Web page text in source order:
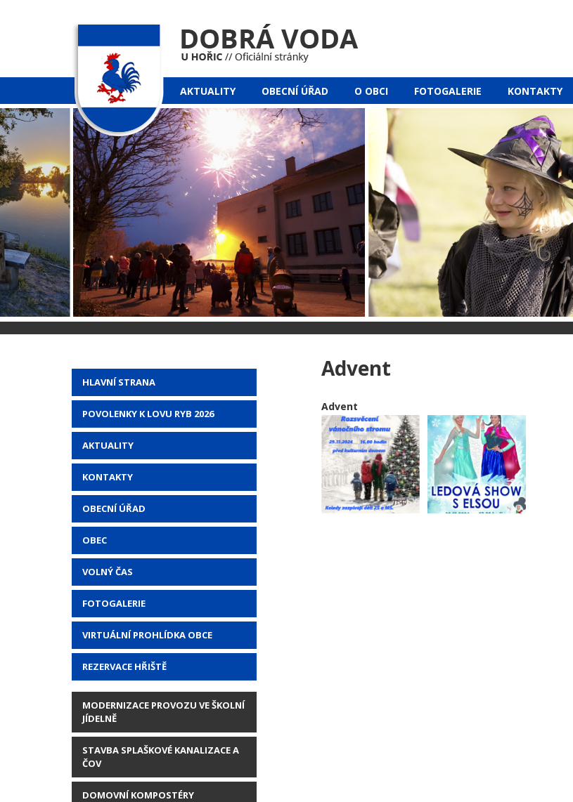
AKTUALITY OBECNÍ ÚŘAD O OBCI FOTOGALERIE KONTAKTY
HLAVNÍ STRANA
POVOLENKY K LOVU RYB 2026
AKTUALITY
KONTAKTY
OBECNÍ ÚŘAD
OBEC
VOLNÝ ČAS
FOTOGALERIE
VIRTUÁLNÍ PROHLÍDKA OBCE
REZERVACE HŘIŠTĚ
MODERNIZACE PROVOZU VE ŠKOLNÍ
JÍDELNĚ
STAVBA SPLAŠKOVÉ KANALIZACE A
ČOV
DOMOVNÍ KOMPOSTÉRY
Advent
Advent